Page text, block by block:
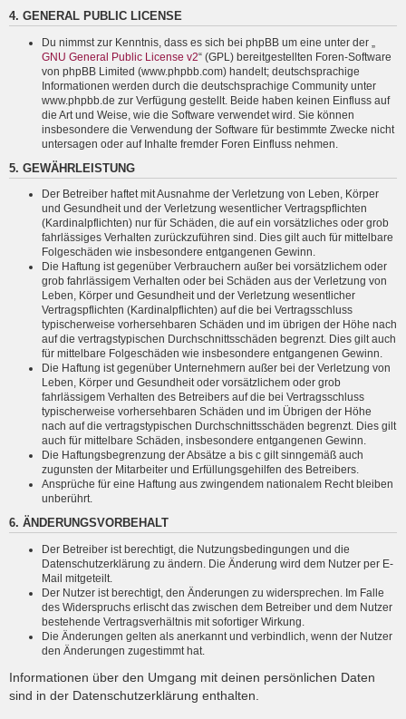
4. GENERAL PUBLIC LICENSE
Du nimmst zur Kenntnis, dass es sich bei phpBB um eine unter der „
GNU General Public License v2“ (GPL) bereitgestellten Foren-Software
von phpBB Limited (www.phpbb.com) handelt; deutschsprachige
Informationen werden durch die deutschsprachige Community unter
www.phpbb.de zur Verfügung gestellt. Beide haben keinen Einfluss auf
die Art und Weise, wie die Software verwendet wird. Sie können
insbesondere die Verwendung der Software für bestimmte Zwecke nicht
untersagen oder auf Inhalte fremder Foren Einfluss nehmen.
5. GEWÄHRLEISTUNG
Der Betreiber haftet mit Ausnahme der Verletzung von Leben, Körper
und Gesundheit und der Verletzung wesentlicher Vertragspflichten
(Kardinalpflichten) nur für Schäden, die auf ein vorsätzliches oder grob
fahrlässiges Verhalten zurückzuführen sind. Dies gilt auch für mittelbare
Folgeschäden wie insbesondere entgangenen Gewinn.
Die Haftung ist gegenüber Verbrauchern außer bei vorsätzlichem oder
grob fahrlässigem Verhalten oder bei Schäden aus der Verletzung von
Leben, Körper und Gesundheit und der Verletzung wesentlicher
Vertragspflichten (Kardinalpflichten) auf die bei Vertragsschluss
typischerweise vorhersehbaren Schäden und im übrigen der Höhe nach
auf die vertragstypischen Durchschnittsschäden begrenzt. Dies gilt auch
für mittelbare Folgeschäden wie insbesondere entgangenen Gewinn.
Die Haftung ist gegenüber Unternehmern außer bei der Verletzung von
Leben, Körper und Gesundheit oder vorsätzlichem oder grob
fahrlässigem Verhalten des Betreibers auf die bei Vertragsschluss
typischerweise vorhersehbaren Schäden und im Übrigen der Höhe
nach auf die vertragstypischen Durchschnittsschäden begrenzt. Dies gilt
auch für mittelbare Schäden, insbesondere entgangenen Gewinn.
Die Haftungsbegrenzung der Absätze a bis c gilt sinngemäß auch
zugunsten der Mitarbeiter und Erfüllungsgehilfen des Betreibers.
Ansprüche für eine Haftung aus zwingendem nationalem Recht bleiben
unberührt.
6. ÄNDERUNGSVORBEHALT
Der Betreiber ist berechtigt, die Nutzungsbedingungen und die
Datenschutzerklärung zu ändern. Die Änderung wird dem Nutzer per E-
Mail mitgeteilt.
Der Nutzer ist berechtigt, den Änderungen zu widersprechen. Im Falle
des Widerspruchs erlischt das zwischen dem Betreiber und dem Nutzer
bestehende Vertragsverhältnis mit sofortiger Wirkung.
Die Änderungen gelten als anerkannt und verbindlich, wenn der Nutzer
den Änderungen zugestimmt hat.
Informationen über den Umgang mit deinen persönlichen Daten
sind in der Datenschutzerklärung enthalten.